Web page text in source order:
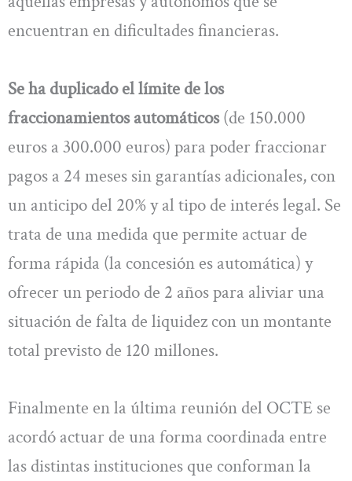
encuentran en dificultades financieras.
Se ha duplicado el límite de los
fraccionamientos automáticos(de 150.000
euros a 300.000 euros) para poder fraccionar
pagos a 24 meses sin garantías adicionales, con
un anticipo del 20% y al tipo de interés legal. Se
trata de una medida que permite actuar de
forma rápida (la concesión es automática) y
ofrecer un periodo de 2 años para aliviar una
situación de falta de liquidez con un montante
total previsto de 120 millones.
Finalmente en la última reunión del OCTE se
acordó actuar de una forma coordinada entre
las distintas instituciones que conforman la